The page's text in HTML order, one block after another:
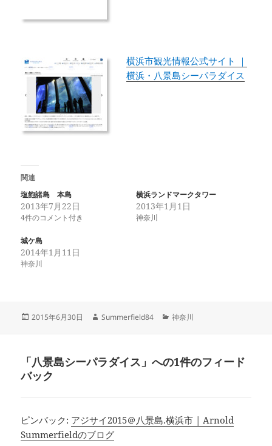
横浜市観光情報公式サイト ｜
横浜・八景島シーパラダイス
関連
塩飽諸島 本島
2013年7月22日
4件のコメント付き
横浜ランドマークタワー
2013年1月1日
神奈川
城ケ島
2014年1月11日
神奈川
投
2015年6月30日
作
Summerfield84
カ
ー
神奈川
「八景島シーパラダイス」への1件のフィード
バック
ピンバック: アジサイ2015＠八景島.横浜市 | Arnold
Summerfieldのブログ